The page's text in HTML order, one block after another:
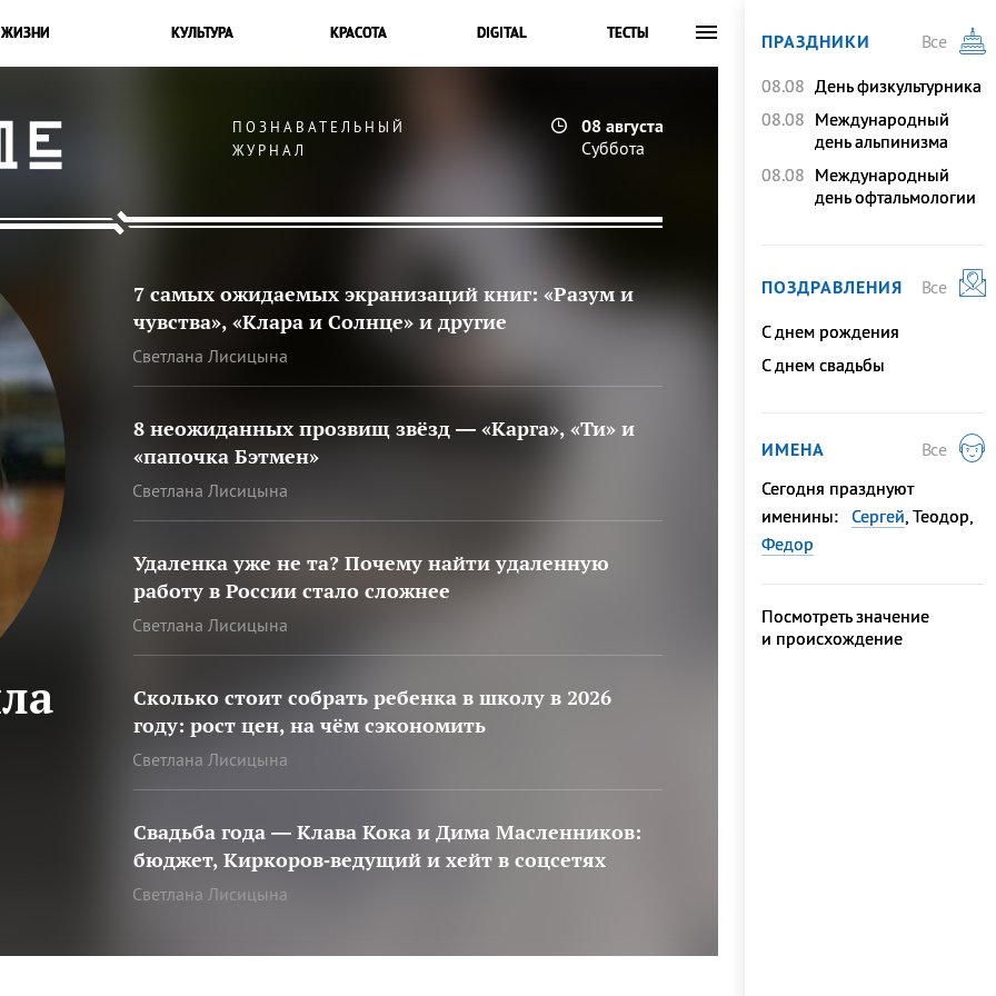
ПОЗНАВАТЕЛЬНЫЙ
ЖУРНАЛ
08 августа
Суббота
7 самых ожидаемых экранизаций книг: «Разум и
чувства», «Клара и Солнце» и другие
Светлана Лисицына
8 неожиданных прозвищ звёзд — «Карга», «Ти» и
«папочка Бэтмен»
Светлана Лисицына
Удаленка уже не та? Почему найти удаленную
работу в России стало сложнее
Светлана Лисицына
Сколько стоит собрать ребенка в школу в 2026
году: рост цен, на чём сэкономить
Светлана Лисицына
Свадьба года — Клава Кока и Дима Масленников:
бюджет, Киркоров‑ведущий и хейт в соцсетях
Светлана Лисицына
ПРАЗДНИКИ
Все
08.08 День физкультурника
08.08 Международный
день альпинизма
08.08 Международный
день офтальмологии
ПОЗДРАВЛЕНИЯ
Все
C днем рождения
C днем свадьбы
ИМЕНА
Все
Сегодня празднуют
именины: Сергей, Теодор,
Федор
Посмотреть значение
и происхождение
ЖИЗНИ КУЛЬТУРА КРАСОТА DIGITAL ТЕСТЫ